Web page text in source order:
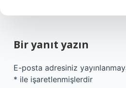
Bir yanıt yazın
E-posta adresiniz
* ile işaretlenmişlerdir